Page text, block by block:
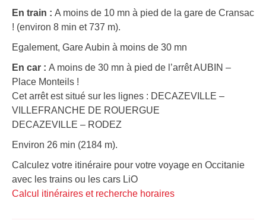
En train : A moins de 10 mn à pied de la gare de Cransac
! (environ 8 min et 737 m).
Egalement, Gare Aubin à moins de 30 mn
En car : A moins de 30 mn à pied de l’arrêt AUBIN –
Place Monteils !
Cet arrêt est situé sur les lignes : DECAZEVILLE –
VILLEFRANCHE DE ROUERGUE
DECAZEVILLE – RODEZ
Environ 26 min (2184 m).
Calculez votre itinéraire pour votre voyage en Occitanie
avec les trains ou les cars LiO
Calcul itinéraires et recherche horaires